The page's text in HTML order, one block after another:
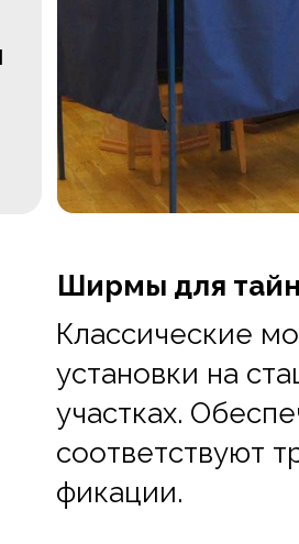
Ширмы для
Классические
установки на
участках.
соответствуют
фикации.